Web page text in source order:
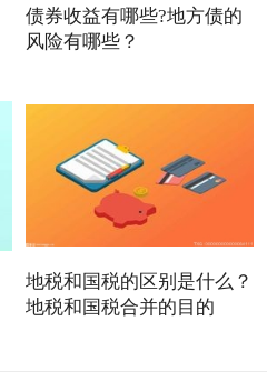
债券收益有哪些?地方债的
风险有哪些？
地税和国税的区别是什么？
地税和国税合并的目的